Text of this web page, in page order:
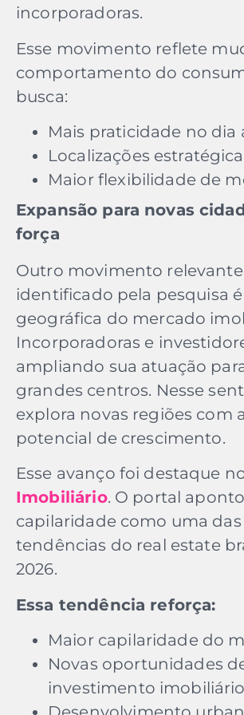
incorporadoras.
Esse movimento reflete
comportamento do
busca:
Mais praticidade no dia
Localizações
Maior flexibilidade de
Expansão para novas
força
Outro movimento relevante
identificado pela pesquisa
geográfica do mercado
Incorporadoras e
ampliando sua atuação
grandes centros. Nesse
explora novas regiões com
potencial de crescimento.
Esse avanço foi destaque
Imobiliário. O portal
capilaridade como uma
tendências do real estate
2026.
Essa tendência reforça:
Maior capilaridade do
Novas oportunidades
investimento imobiliário